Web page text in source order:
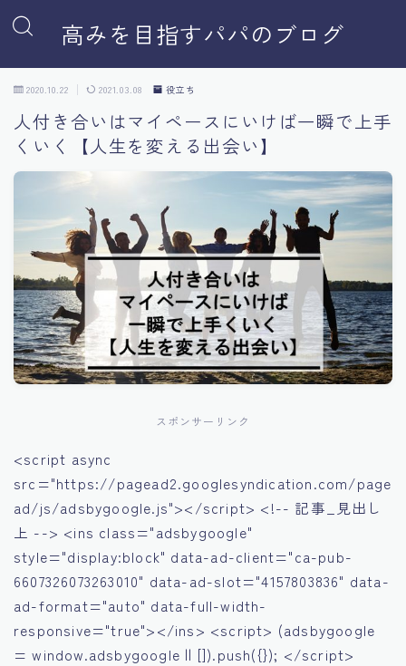
高みを目指すパパのブログ
2020.10.22 2021.03.08 役立ち
人付き合いはマイペースにいけば一瞬で上手
くいく【人生を変える出会い】
スポンサーリンク
<script async
src="https://pagead2.googlesyndication.com/page
ad/js/adsbygoogle.js"></script> <!-- 記事_見出し
上 --> <ins class="adsbygoogle"
style="display:block" data-ad-client="ca-pub-
6607326073263010" data-ad-slot="4157803836" data-
ad-format="auto" data-full-width-
responsive="true"></ins> <script> (adsbygoogle
= window.adsbygoogle || []).push({}); </script>